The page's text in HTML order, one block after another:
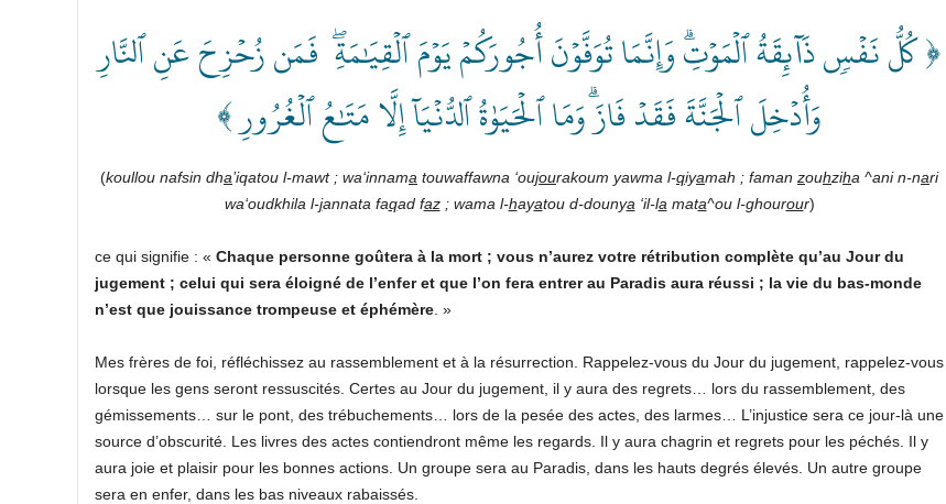
﴿ كُلُّ نَفۡسٖ ذَآئِقَةُ ٱلۡمَوۡتِۗ وَإِنَّمَا تُوَفَّوۡنَ أُجُورَكُمۡ يَوۡمَ ٱلۡقِيَٰمَةِۖ فَمَن زُحۡزِحَ عَنِ ٱلنَّارِ
وَأُدۡخِلَ ٱلۡجَنَّةَ فَقَدۡ فَازَۗ وَمَا ٱلۡحَيَوٰةُ ٱلدُّنۡيَآ إِلَّا مَتَٰعُ ٱلۡغُرُورِ ﴾
(koullou nafsin dha’iqatou l-mawt ; wa‘innama touwaffawna ‘oujourakoum yawma l-qiyamah ; faman zouhziha ^ani n-nari
wa‘oudkhila l-jannata faqad faz; wama l-hayatou d-dounya ‘il-la mata^ou l-ghourour)
ce qui signifie : « Chaque personne goûtera à la mort ; vous n’aurez votre rétribution complète qu’au Jour du
jugement ; celui qui sera éloigné de l’enfer et que l’on fera entrer au Paradis aura réussi ; la vie du bas-monde
n’est que jouissance trompeuse et éphémère. »
Mes frères de foi, réfléchissez au rassemblement et à la résurrection. Rappelez-vous du Jour du jugement, rappelez-vous
lorsque les gens seront ressuscités. Certes au Jour du jugement, il y aura des regrets… lors du rassemblement, des
gémissements… sur le pont, des trébuchements… lors de la pesée des actes, des larmes… L’injustice sera ce jour-là une
source d’obscurité. Les livres des actes contiendront même les regards. Il y aura chagrin et regrets pour les péchés. Il y
aura joie et plaisir pour les bonnes actions. Un groupe sera au Paradis, dans les hauts degrés élevés. Un autre groupe
sera en enfer, dans les bas niveaux rabaissés.